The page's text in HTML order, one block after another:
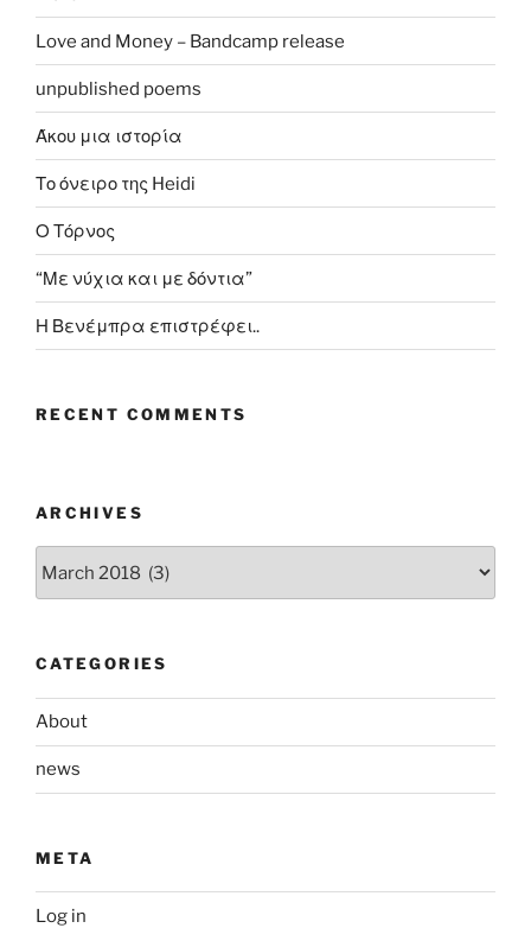
Love and Money – Bandcamp release
unpublished poems
Άκου μια ιστορία
Το όνειρο της Heidi
Ο Τόρνος
“Με νύχια και με δόντια”
Η Βενέμπρα επιστρέφει..
RECENT COMMENTS
ARCHIVES
CATEGORIES
About
news
META
Log in